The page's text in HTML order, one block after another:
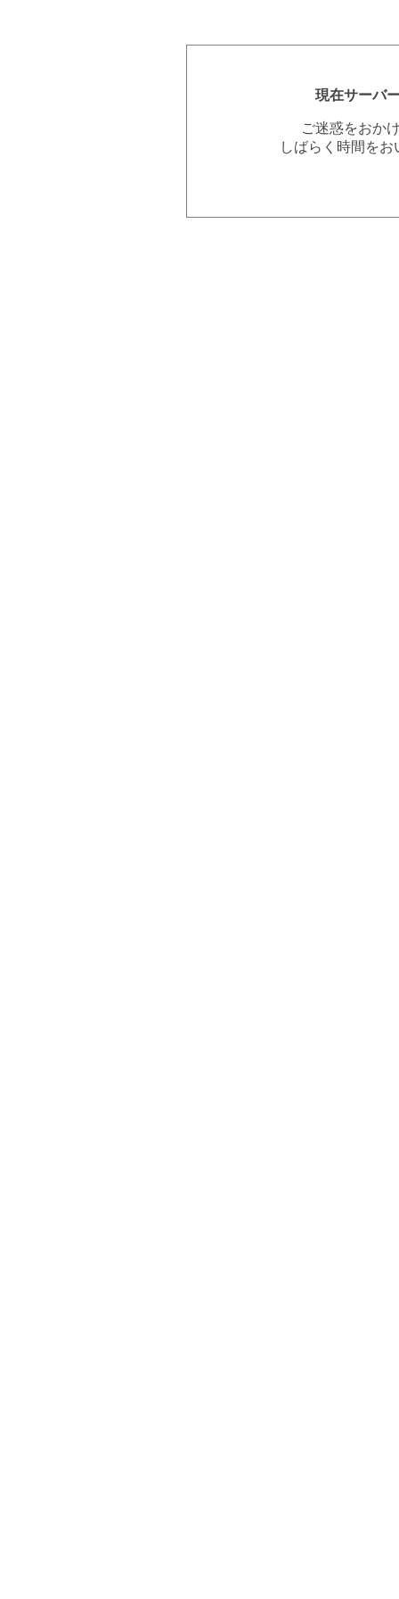
現在サーバ
ご迷惑をおか
しばらく時間を